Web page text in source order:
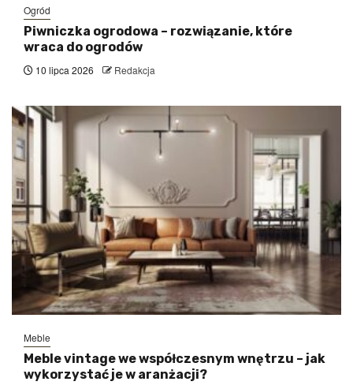
Ogród
Piwniczka ogrodowa – rozwiązanie, które
wraca do ogrodów
10 lipca 2026 Redakcja
Meble
Meble vintage we współczesnym wnętrzu – jak
wykorzystać je w aranżacji?